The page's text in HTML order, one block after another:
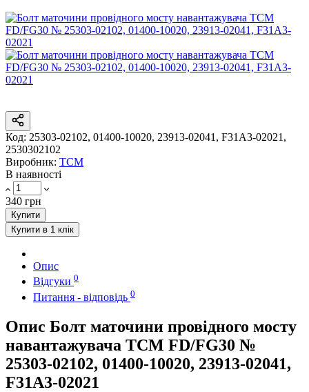
Код: 25303-02102, 01400-10020, 23913-02041, F31A3-02021,
2530302102
Виробник: TCM
В наявності
340 грн
Купити
Купити в 1 клік
Опис
Відгуки 0
Питання - відповідь 0
Опис Болт маточини провідного мосту
навантажувача TCM FD/FG30 №
25303-02102, 01400-10020, 23913-02041,
F31A3-02021